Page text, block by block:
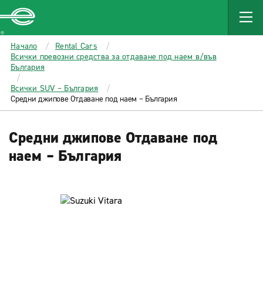
MAIN
CONTENT
Enterprise
Начало
Rental Cars
Всички превозни средства за отдаване под наем в/във
България
Всички SUV – България
Средни джипове Отдаване под наем – България
Средни джипове Отдаване под
наем – България